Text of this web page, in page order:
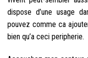
dispose d’une usage
pouvez comme ca
bien qu’a ceci peripherie.